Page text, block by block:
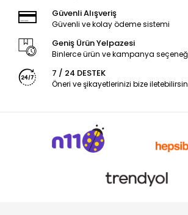
Güvenli Alışveriş
Güvenli ve kolay ödeme sistemi
Geniş Ürün Yelpazesi
Binlerce ürün ve kampanya
7 / 24 DESTEK
Öneri ve şikayetlerinizi bize